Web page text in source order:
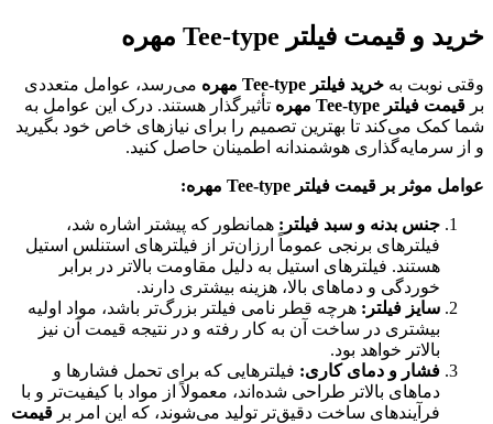
خرید و قیمت فیلتر Tee-type مهره
وقتی نوبت به خرید فیلتر Tee-type مهره
می‌رسد، عوامل متعددی
بر قیمت فیلتر Tee-type مهره
تأثیرگذار هستند. درک این عوامل به
شما کمک می‌کند تا بهترین تصمیم را برای نیازهای خاص خود بگیرید
و از سرمایه‌گذاری هوشمندانه اطمینان حاصل کنید.
عوامل موثر بر قیمت فیلتر Tee-type مهره:
جنس بدنه و سبد فیلتر: همانطور که پیشتر اشاره شد،
فیلترهای برنجی عموماً ارزان‌تر از فیلترهای استنلس استیل
هستند. فیلترهای استیل به دلیل مقاومت بالاتر در برابر
خوردگی و دماهای بالا، هزینه بیشتری دارند.
سایز فیلتر: هرچه قطر نامی فیلتر بزرگ‌تر باشد، مواد اولیه
بیشتری در ساخت آن به کار رفته و در نتیجه قیمت آن نیز
بالاتر خواهد بود.
فشار و دمای کاری: فیلترهایی که برای تحمل فشارها و
دماهای بالاتر طراحی شده‌اند، معمولاً از مواد با کیفیت‌تر و با
فرآیندهای ساخت دقیق‌تر تولید می‌شوند، که این امر بر قیمت